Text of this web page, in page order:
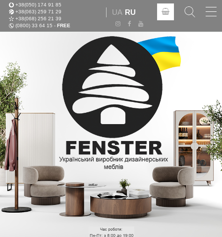
+38(050) 174 91 85
+38(063) 259 71 29
+38(068) 256 21 39
(0800) 33 64 15 - FREE
UA RU